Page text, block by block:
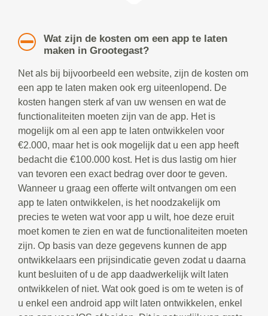
Wat zijn de kosten om een app te laten
maken in Grootegast?
Net als bij bijvoorbeeld een website, zijn de kosten om
een app te laten maken ook erg uiteenlopend. De
kosten hangen sterk af van uw wensen en wat de
functionaliteiten moeten zijn van de app. Het is
mogelijk om al een app te laten ontwikkelen voor
€2.000, maar het is ook mogelijk dat u een app heeft
bedacht die €100.000 kost. Het is dus lastig om hier
van tevoren een exact bedrag over door te geven.
Wanneer u graag een offerte wilt ontvangen om een
app te laten ontwikkelen, is het noodzakelijk om
precies te weten wat voor app u wilt, hoe deze eruit
moet komen te zien en wat de functionaliteiten moeten
zijn. Op basis van deze gegevens kunnen de app
ontwikkelaars een prijsindicatie geven zodat u daarna
kunt besluiten of u de app daadwerkelijk wilt laten
ontwikkelen of niet. Wat ook goed is om te weten is of
u enkel een android app wilt laten ontwikkelen, enkel